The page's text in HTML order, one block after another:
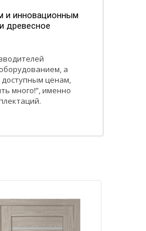
и инновационным
древесное
а
ценам,
много!”, именно